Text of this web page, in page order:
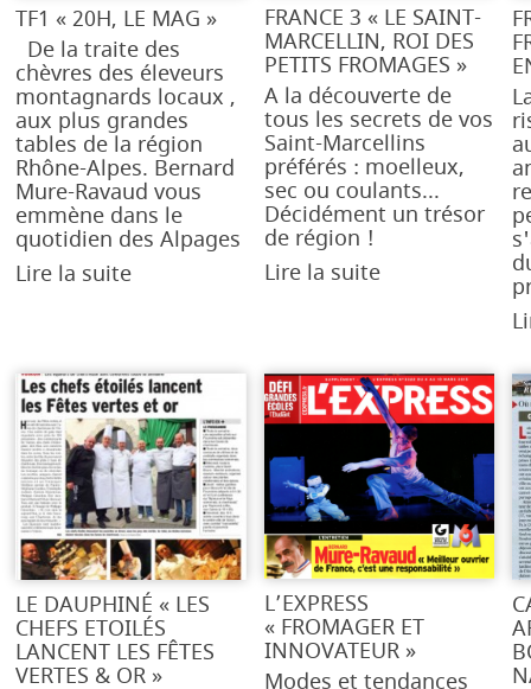
TF1 « 20H, LE MAG »
De la traite des
chèvres des éleveurs
montagnards locaux ,
aux plus grandes
tables de la région
Rhône-Alpes. Bernard
Mure-Ravaud vous
emmène dans le
quotidien des Alpages
Lire la suite
FRANCE 3 « LE SAINT-
MARCELLIN, ROI DES
PETITS FROMAGES »
A la découverte de
tous les secrets de vos
Saint-Marcellins
préférés : moelleux,
sec ou coulants...
Décidément un trésor
de région !
Lire la suite
LE DAUPHINÉ « LES
CHEFS ETOILÉS
LANCENT LES FÊTES
VERTES & OR »
L’EXPRESS
« FROMAGER ET
INNOVATEUR »
Modes et tendances